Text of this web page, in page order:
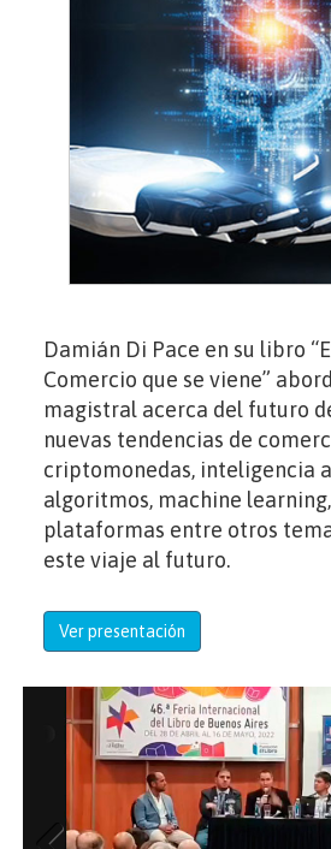
Damián Di Pace en su libro
Comercio que se viene”
magistral acerca del futuro
nuevas tendencias de
criptomonedas, inteligencia
algoritmos, machine
plataformas entre otros
este viaje al futuro.
Ver presentación